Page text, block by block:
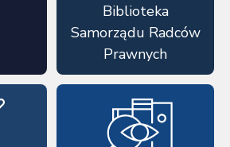
Biblioteka
Samorządu Radców
Prawnych